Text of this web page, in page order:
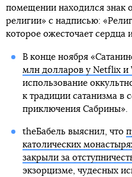
помещении находился знак
религии» с надписью:
которое ожесточает сердца
В конце ноября
млн долларов у Netflix и
использование
к традиции сатанизма в
приключения Сабрины».
theБабель выяснил, что
католических
закрыли за
экзорцизме, чудесных